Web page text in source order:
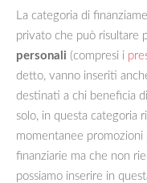
La categoria di
privato che può risultare
personali (compresi i
detto, vanno inseriti
destinati a chi beneficia
solo, in questa categoria
momentanee promozioni
finanziarie ma che non
possiamo inserire in